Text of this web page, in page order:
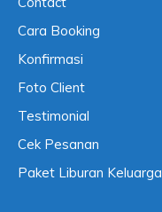
Cara Booking
Konfirmasi
Foto Client
Testimonial
Cek Pesanan
Paket Liburan Keluarga